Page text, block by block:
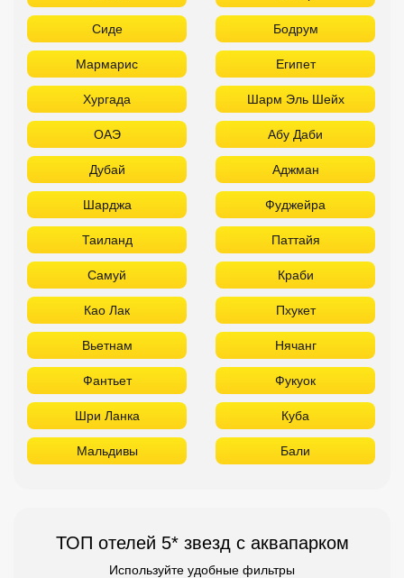
Сиде Бодрум
Мармарис Египет
Хургада Шарм Эль Шейх
ОАЭ Абу Даби
Дубай Аджман
Шарджа Фуджейра
Таиланд Паттайя
Самуй Краби
Као Лак Пхукет
Вьетнам Нячанг
Фантьет Фукуок
Шри Ланка Куба
Мальдивы Бали
ТОП отелей 5* звезд с аквапарком
Используйте удобные фильтры